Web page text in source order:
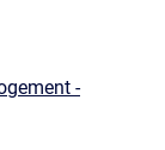
-